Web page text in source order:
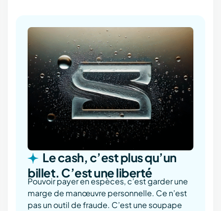
Le cash, c’est plus qu’un
billet. C’est une liberté
Pouvoir payer en espèces, c’est garder une
marge de manœuvre personnelle. Ce n’est
pas un outil de fraude. C’est une soupape